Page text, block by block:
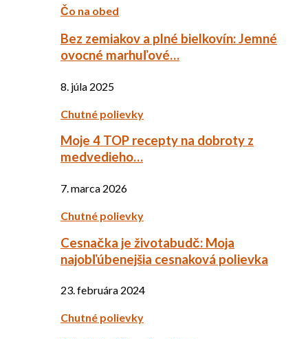
Čo na obed
Bez zemiakov a plné bielkovín: Jemné
ovocné marhuľové…
8. júla 2025
Chutné polievky
Moje 4 TOP recepty na dobroty z
medvedieho…
7. marca 2026
Chutné polievky
Cesnačka je životabudč: Moja
najobľúbenejšia cesnaková polievka
23. februára 2024
Chutné polievky